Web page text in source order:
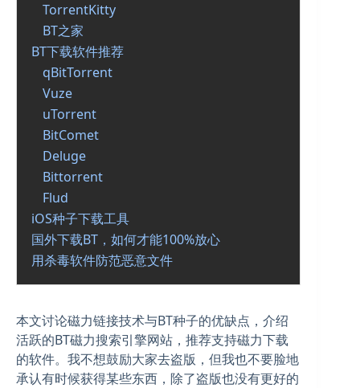
TorrentKitty
BT之家
BT下载软件推荐
qBitTorrent
Vuze
uTorrent
BitComet
Deluge
Bittorrent
Flud
iOS种子下载工具
国外下载BT，如何才能100%放心
用杀毒软件防范恶意文件
本文讨论磁力链接技术与BT种子的优缺点，介绍
活跃的BT磁力搜索引擎网站，推荐支持磁力下载
的软件。我不想鼓励大家去盗版，但我也不要脸地
承认有时候获得某些东西，除了盗版也没有更好的